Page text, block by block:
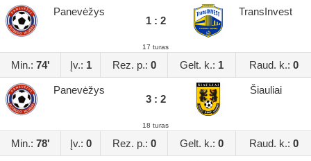
Panevėžys
1 : 2
TransInvest
17 turas
Min.: 74' Įv.: 1 Rez. p.: 0 Gelt. k.: 1 Raud. k.: 0
Panevėžys
3 : 2
Šiauliai
18 turas
Min.: 78' Įv.: 0 Rez. p.: 0 Gelt. k.: 0 Raud. k.: 0